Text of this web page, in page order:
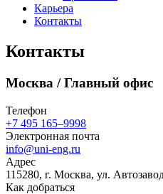
Карьера
Контакты
Контакты
Москва / Главный офис
Телефон
+7 495 165–9998
Электронная почта
info@uni-eng.ru
Адрес
115280, г. Москва, ул.
Как добраться